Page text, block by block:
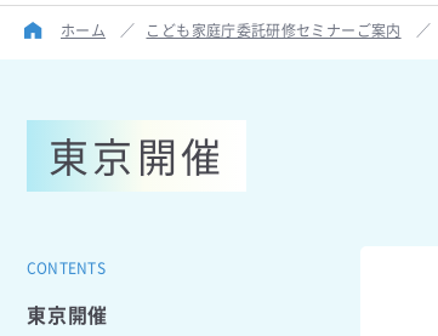
ホーム ／ こども家庭庁委託研修セミナーご案内 ／
東京開催
CONTENTS
東京開催